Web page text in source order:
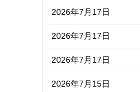
2026年7月17日
2026年7月17日
2026年7月17日
2026年7月15日